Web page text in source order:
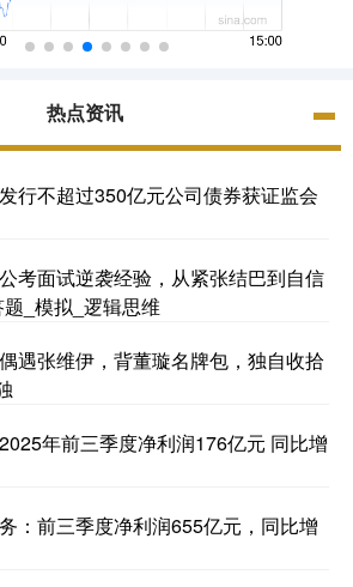
热点资讯
行不超过350亿元公司债券获证监会
考面试逆袭经验，从紧张结巴到自信
_模拟_逻辑思维
遇张维伊，背董璇名牌包，独自收拾
年前三季度净利润176亿元 同比增
：前三季度净利润655亿元，同比增